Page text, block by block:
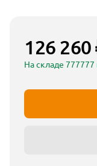
126 260
На складе 777777